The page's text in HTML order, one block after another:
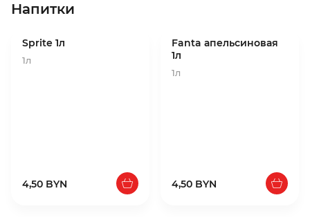
Напитки
Sprite 1л
1л
4,50 BYN
Fanta апельсиновая
1л
1л
4,50 BYN